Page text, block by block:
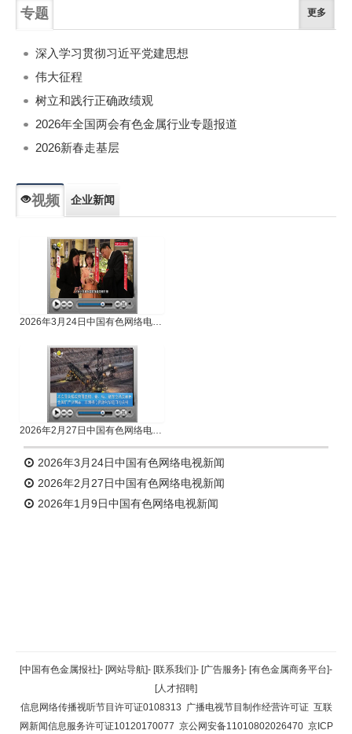
专题 更多
深入学习贯彻习近平党建思想
伟大征程
树立和践行正确政绩观
2026年全国两会有色金属行业专题报道
2026新春走基层
视频 企业新闻
2026年3月24日中国有色网络电视新闻
2026年2月27日中国有色网络电视新闻
2026年3月24日中国有色网络电视新闻
2026年2月27日中国有色网络电视新闻
2026年1月9日中国有色网络电视新闻
返回顶部
返回首页
[中国有色金属报社]- [网站导航]- [联系我们]- [广告服务]- [有色金属商务平台]-
[人才招聘]
信息网络传播视听节目许可证0108313 广播电视节目制作经营许可证 互联
网新闻信息服务许可证10120170077 京公网安备11010802026470 京ICP